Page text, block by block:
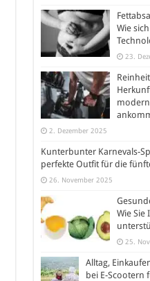
Wie
23.
2. Dezember 2025
Kunterbunter Karnevals-
perfekte Outfit für die
26. November 2025
Wie Sie
25.
Alltag,
bei E-Scootern